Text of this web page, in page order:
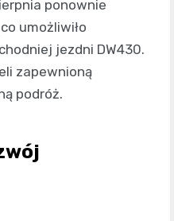
ponownie
umożliwiło
jezdni DW430.
zapewnioną
podróż.